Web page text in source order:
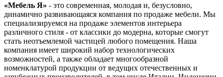
«Мебель Я» - это современная, молодая и, безусловно,
динамично развивающаяся компания по продаже мебели. Мы
специализируемся на продаже элементов интерьера
различного стиля - от классики до модерна, которые смогут
стать неотъемлемой частицей любого помещения. Наша
компания имеет широкий набор технологических
возможностей, а также обладает многообразной
номенклатурой продукции от ведущих отечественных и